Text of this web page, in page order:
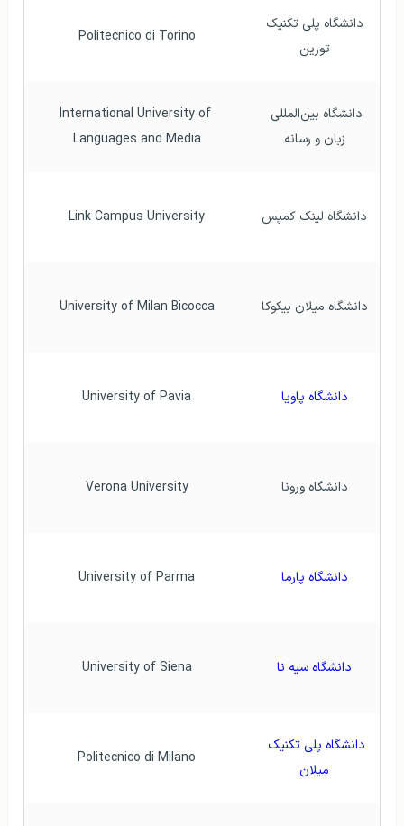
تورین
Politecnico di Torino
زبان و رسانه
International University of
Languages and Media
دانشگاه لینک کمپس Link Campus University
دانشگاه میلان بیکوکا University of Milan Bicocca
دانشگاه پاویا University of Pavia
دانشگاه ورونا Verona University
دانشگاه پارما University of Parma
دانشگاه سیه نا University of Siena
میلان
Politecnico di Milano